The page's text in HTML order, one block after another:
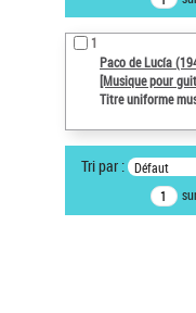
Œuvres liées à
Paco de Lucía
Auteur d’œuvre
Type de notice
1
Paco de Lucía
[Musique pour
Titre uniforme
Tri par : Défaut